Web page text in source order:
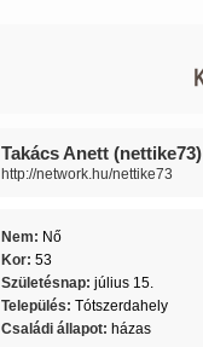
Takács Anett (nettike73)
http://network.hu/nettike73
Nem: Nő
Kor: 53
Születésnap: július 15.
Település: Tótszerdahely
Családi állapot: házas